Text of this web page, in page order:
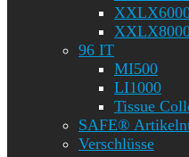
96 IT
MI500
LI1000
Tissue
SAFE®
Verschlüsse